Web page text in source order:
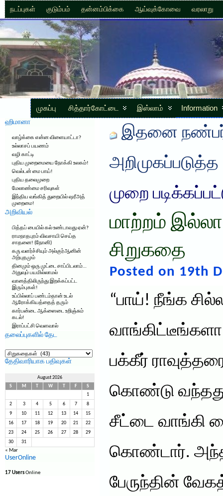
நடப்புகள் குடும்பம் தன்னம்பிக்கை ஆய்வுக்கோவை வரலாறு
முகப்பு சித்தார்கோட்டை இஸ்லாம் Information
ஹிமானா
வாழ்க்கை என்ன விளையாட்டா?
உல்லாசப் பயணம்
வழி காட்டி
புதிய முறைமையை நோக்கி உலகம்!
வெல்டன் மை பாய்!
புதிய தலைமுறை
மேலாண்மை சரிவுகள்
இந்திய வங்கித் துறையில் ஷரீஅத்
முறைமை!
அறிவியல்
பித்தப் பையில் கல் உண்டாவது ஏன்?
ராமநாதபுரம் விவசாயி செய்த
சாதனை! (நோனி)
கரு வளர்ச்சியும் அல்குர்ஆனின்
அற்புதமும்
தினமும் ஒரு முட்டை சாப்பிடலாம்…
அதுவும் பயமில்லாமல்
வானத்திலிருந்து இறக்கப்பட்ட
இரும்புகள்!
உப்பில்லாப் பண்டம்தான் உடல்
ஆரோக்கியத்தைத் தரும்
கார்பன்டை ஆக்ஸைடை உறிஞ்சும்
கடல்!
இராப்பட்சி வெளவால்
தலைப்புகளில் தேட
தலைப்புகளில்
தேட
தேதிவாரியாக பதிவுகள்
August 2026
S
M W F
S
1
2 3 4 5 6 7 8
9 10 11 12 13 14 15
16 17 18 19 20 21 22
23 24 25 26 27 28 29
30 31
« Mar
UserOnline
17 UsersOnline
இதனை
அறிமுகப்படுத்த
முறை
மாற்றம் இல்லா
சிறுகதை
Posted on 19th
“பாய்! நீங்க
பக்கீர்
கொண்டு
சீட்டை வாங்கி
கொண்டார்.
பேருந்தின்